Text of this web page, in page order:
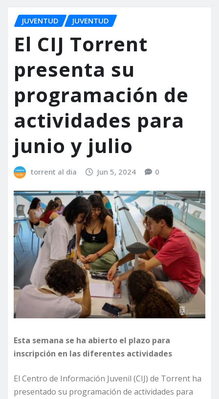
JUVENTUD JUVENTUD
El CIJ Torrent
presenta su
programación de
actividades para
junio y julio
torrent al dia Jun 5, 2024 0
Esta semana se ha abierto el plazo para
inscripción en las diferentes actividades
El Centro de Información Juvenil (CIJ) de Torrent ha
presentado su programación de actividades para